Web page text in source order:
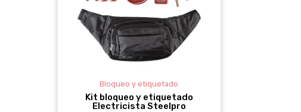
Bloqueo y etiquetado
Kit bloqueo y etiquetado
Electricista Steelpro